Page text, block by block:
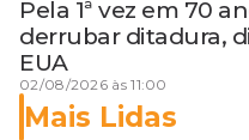
Pela 1ª vez em 70
derrubar ditadura,
EUA
02/08/2026 às 11:00
Mais Lidas